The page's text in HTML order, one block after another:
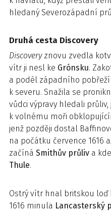
hledaný Severozápadní
Druhá cesta Discovery
Discoveryznovu zvedla
vítr ji nesl ke Grónsku.
a podél západního pobřeží
k severu. Snažila se
vůdci výpravy hledali
k volnému moři
jenž později dostal
na počátku července 1616
začíná Smithův průliv a
Thule.
Ostrý vítr hnal britskou loď
1616 minula Lancasterský